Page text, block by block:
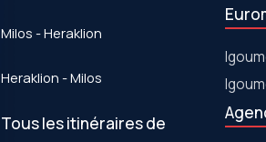
Milos - Heraklion
Heraklion - Milos
Tous les itinéraires de